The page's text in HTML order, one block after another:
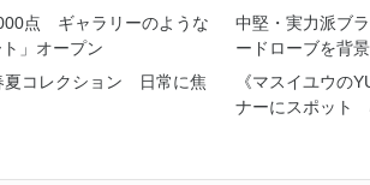
点 ギャラリーのような
」オープン
中堅・実力派ブ
ードローブを背
夏コレクション 日常に焦
《マスイユウの
ナーにスポット